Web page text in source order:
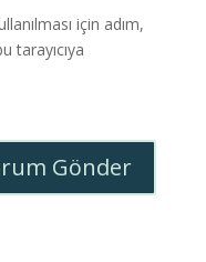
için adım,
tarayıcıya